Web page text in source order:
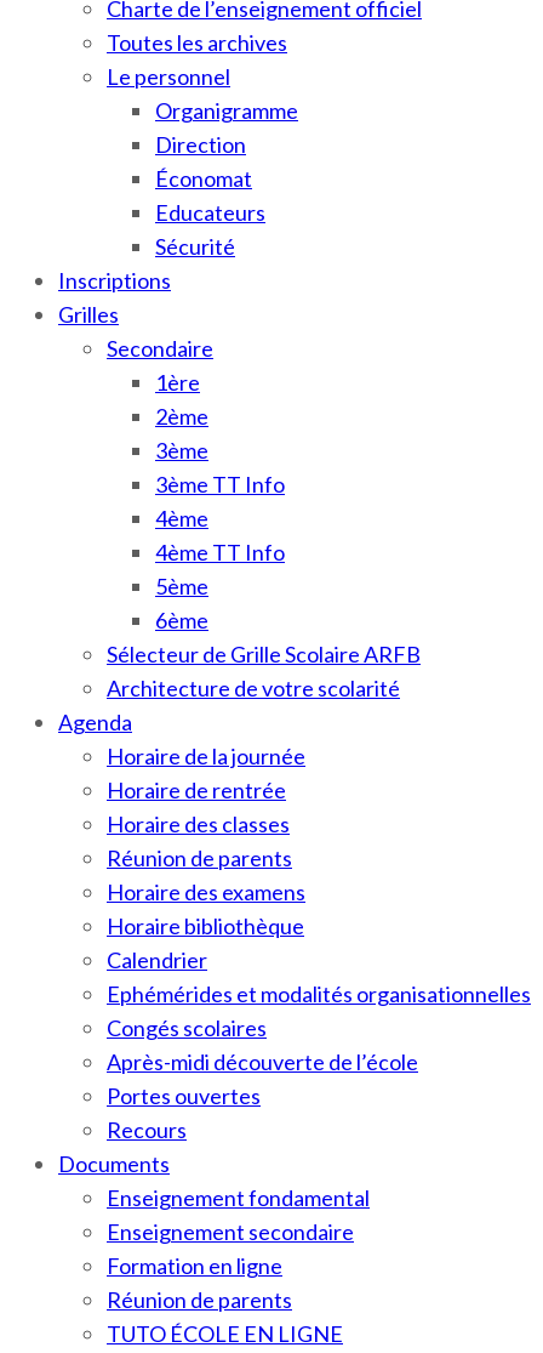
Charte de l’enseignement officiel
Toutes les archives
Le personnel
Organigramme
Direction
Économat
Educateurs
Sécurité
Inscriptions
Grilles
Secondaire
1ère
2ème
3ème
3ème TT Info
4ème
4ème TT Info
5ème
6ème
Sélecteur de Grille Scolaire ARFB
Architecture de votre scolarité
Agenda
Horaire de la journée
Horaire de rentrée
Horaire des classes
Réunion de parents
Horaire des examens
Horaire bibliothèque
Calendrier
Ephémérides et modalités organisationnelles
Congés scolaires
Après-midi découverte de l’école
Portes ouvertes
Recours
Documents
Enseignement fondamental
Enseignement secondaire
Formation en ligne
Réunion de parents
TUTO ÉCOLE EN LIGNE